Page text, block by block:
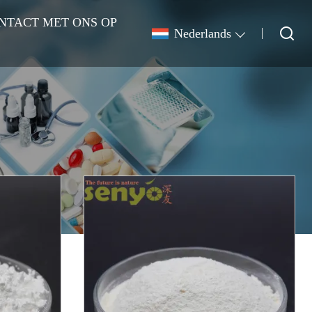
MET ONS OP
Nederlands